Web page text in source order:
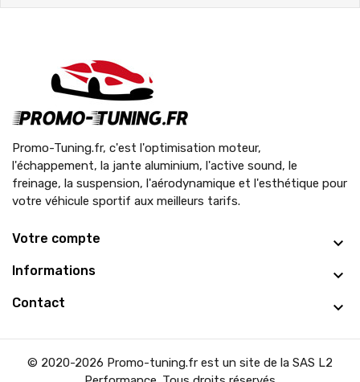
Promo-Tuning.fr, c'est l'optimisation moteur,
l'échappement, la jante aluminium, l'active sound, le
freinage, la suspension, l'aérodynamique et l'esthétique pour
votre véhicule sportif aux meilleurs tarifs.
Votre compte
Informations
Contact
© 2020-2026 Promo-tuning.fr est un site de la SAS L2